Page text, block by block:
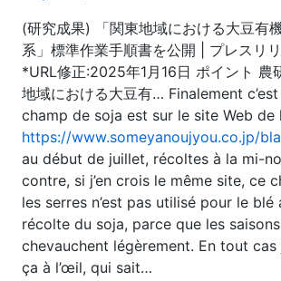
(研究成果) 「関東地域における大豆有
系」標準作業手順書を公開 | プレスリ
*URL修正:2025年1月16日 ポイント 農
地域における大豆有… Finalement
champ de soja est sur le site Web de
https://www.someyanoujyou.co.jp/
au début de juillet, récoltes à la mi-
contre, si j’en crois le même site, ce
les serres n’est pas utilisé pour le blé
récolte du soja, parce que les
chevauchent légèrement. En tout
ça à l’œil, qui sait…